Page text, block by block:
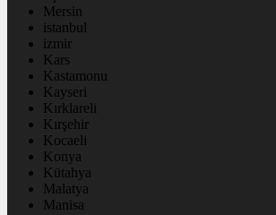
Mersin
istanbul
izmir
Kars
Kastamonu
Kayseri
Kırklareli
Kırşehir
Kocaeli
Konya
Kütahya
Malatya
Manisa